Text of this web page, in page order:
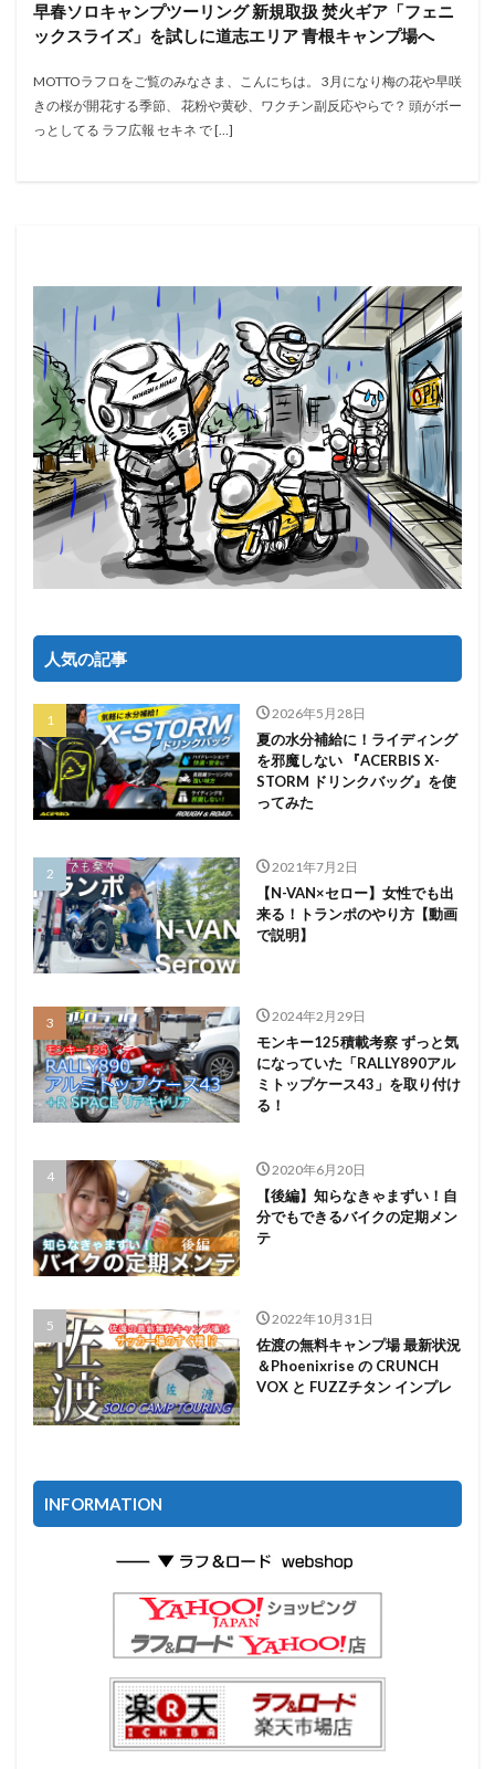
早春ソロキャンプツーリング 新規取扱 焚火ギア「フェニ
ックスライズ」を試しに道志エリア 青根キャンプ場へ
MOTTOラフロをご覧のみなさま、こんにちは。 3月になり梅の花や早咲
きの桜が開花する季節、 花粉や黄砂、ワクチン副反応やらで？ 頭がボー
っとしてる ラフ広報 セキネ で […]
人気の記事
2026年5月28日
夏の水分補給に！ライディング
を邪魔しない 『ACERBIS X-
STORM ドリンクバッグ』を使
ってみた
2021年7月2日
【N-VAN×セロー】女性でも出
来る！トランポのやり方【動画
で説明】
2024年2月29日
モンキー125積載考察 ずっと気
になっていた「RALLY890アル
ミトップケース43」を取り付け
る！
2020年6月20日
【後編】知らなきゃまずい！自
分でもできるバイクの定期メン
テ
2022年10月31日
佐渡の無料キャンプ場 最新状況
＆Phoenixrise の CRUNCH
VOX と FUZZチタン インプレ
INFORMATION